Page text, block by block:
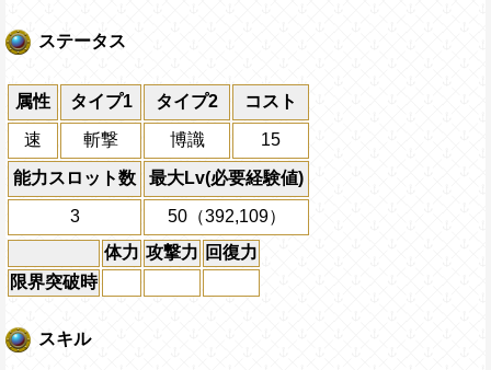
ステータス
属性 タイプ1 タイプ2 コスト
速 斬撃 博識 15
能力スロット数 最大Lv(必要経験値)
3
50（392,109）
体力 攻撃力 回復力
限界突破時
スキル